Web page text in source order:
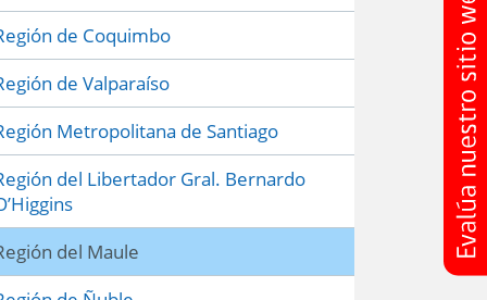
de Coquimbo
de Valparaíso
Metropolitana de Santiago
del Libertador Gral. Bernardo
del Maule